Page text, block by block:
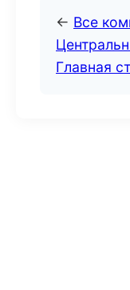
← Все
Главная